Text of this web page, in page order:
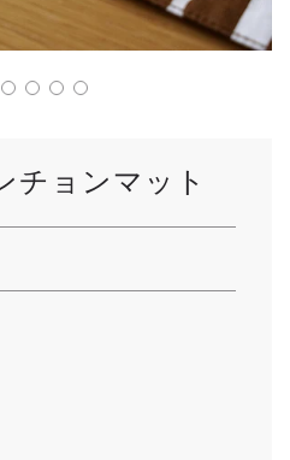
ョンマット